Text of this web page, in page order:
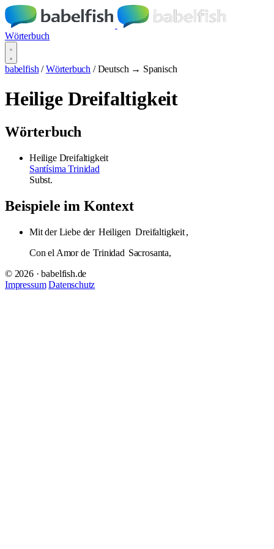
Wörterbuch
babelfish / Wörterbuch / Deutsch → Spanisch
Heilige Dreifaltigkeit
Wörterbuch
Heilige Dreifaltigkeit
Santísima Trinidad
Subst.
Beispiele im Kontext
Mit der Liebe der Heiligen Dreifaltigkeit,
Con el Amor de Trinidad Sacrosanta,
© 2026 · babelfish.de
Impressum Datenschutz